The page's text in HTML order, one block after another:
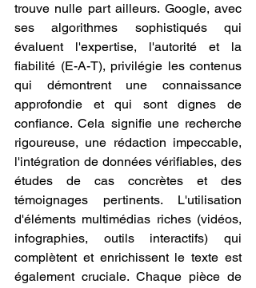
trouve nulle part ailleurs. Google, avec
ses algorithmes sophistiqués qui
évaluent l'expertise, l'autorité et la
fiabilité (E-A-T), privilégie les contenus
qui démontrent une connaissance
approfondie et qui sont dignes de
confiance. Cela signifie une recherche
rigoureuse, une rédaction impeccable,
l'intégration de données vérifiables, des
études de cas concrètes et des
témoignages pertinents. L'utilisation
d'éléments multimédias riches (vidéos,
infographies, outils interactifs) qui
complètent et enrichissent le texte est
également cruciale. Chaque pièce de